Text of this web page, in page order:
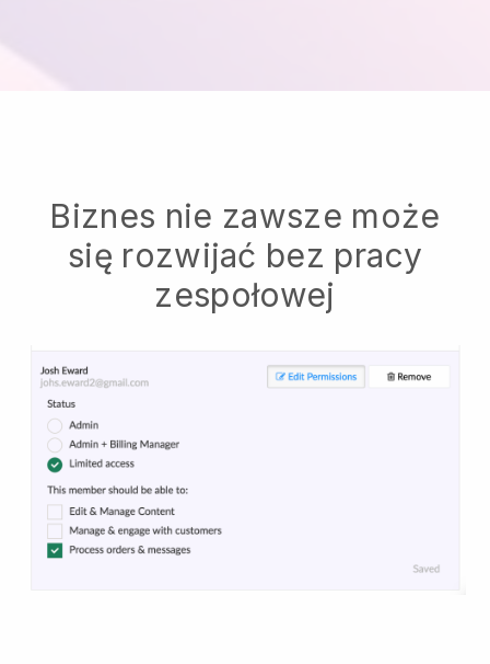
Biznes nie zawsze może
się rozwijać bez pracy
zespołowej